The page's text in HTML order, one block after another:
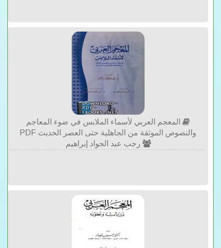
المعجم العربي لأسماء الملابس في ضوء المعاجم
والنصوص الموثقة من الجاهلية حتى العصر الحديث PDF
رجب عبد الجواد إبراهيم